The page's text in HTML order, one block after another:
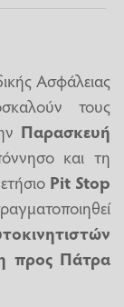
Ασφάλειας
τους
Παρασκευή
και τη
Pit Stop
προς Πάτρα